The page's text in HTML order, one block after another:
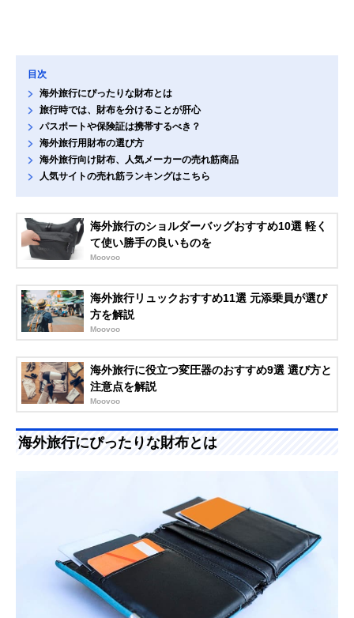
目次
海外旅行にぴったりな財布とは
旅行時では、財布を分けることが肝心
パスポートや保険証は携帯するべき？
海外旅行用財布の選び方
海外旅行向け財布、人気メーカーの売れ筋商品
人気サイトの売れ筋ランキングはこちら
海外旅行のショルダーバッグおすすめ10選 軽く
て使い勝手の良いものを
Moovoo
海外旅行リュックおすすめ11選 元添乗員が選び
方を解説
Moovoo
海外旅行に役立つ変圧器のおすすめ9選 選び方と
注意点を解説
Moovoo
海外旅行にぴったりな財布とは